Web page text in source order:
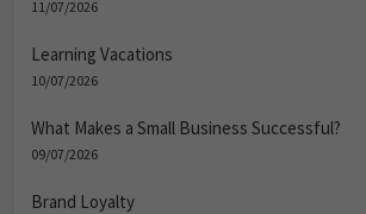
11/07/2026
Learning Vacations
10/07/2026
What Makes a Small Business Successful?
09/07/2026
Brand Loyalty